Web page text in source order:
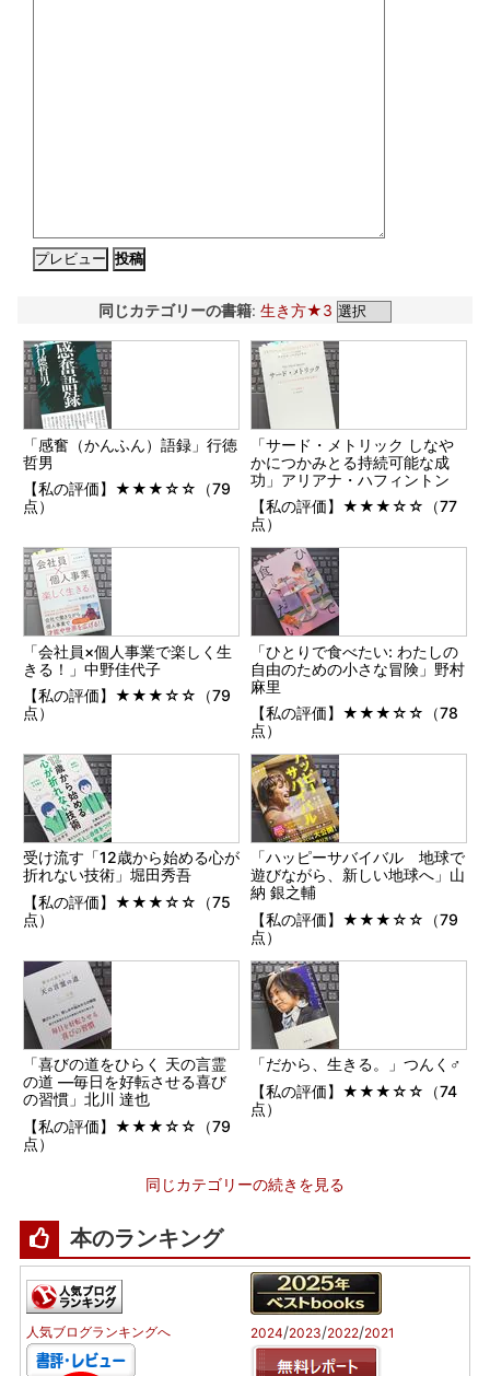
同じカテゴリーの書籍: 生き方★3
「感奮（かんふん）語録」行徳
哲男
【私の評価】★★★☆☆（79
点）
「サード・メトリック しなや
かにつかみとる持続可能な成
功」アリアナ・ハフィントン
【私の評価】★★★☆☆（77
点）
「会社員×個人事業で楽しく生
きる！」中野佳代子
【私の評価】★★★☆☆（79
点）
「ひとりで食べたい: わたしの
自由のための小さな冒険」野村
麻里
【私の評価】★★★☆☆（78
点）
受け流す「12歳から始める心が
折れない技術」堀田秀吾
【私の評価】★★★☆☆（75
点）
「ハッピーサバイバル 地球で
遊びながら、新しい地球へ」山
納 銀之輔
【私の評価】★★★☆☆（79
点）
「喜びの道をひらく 天の言霊
の道 ―毎日を好転させる喜び
の習慣」北川 達也
【私の評価】★★★☆☆（79
点）
「だから、生きる。」つんく♂
【私の評価】★★★☆☆（74
点）
同じカテゴリーの続きを見る
本のランキング
人気ブログランキングへ 2024/2023/2022/2021